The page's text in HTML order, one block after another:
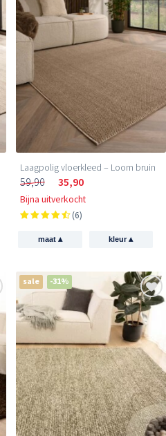
Laagpolig vloerkleed – Loom bruin
59,90 35,90
Bijna uitverkocht
(6)
maat ▴ kleur▴
sale -31%